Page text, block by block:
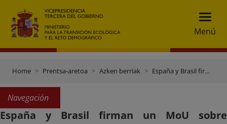
Menú
Home Prentsa-aretoa Azken berriak España y Brasil firman un MoU sobre minerales fundamentales
Navegación
España y Brasil firman un MoU sobre